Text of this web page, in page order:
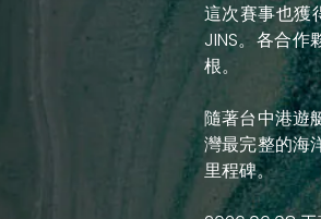
這次賽事也獲
JINS。各合
根。
隨著台中港遊
灣最完整的海
里程碑。